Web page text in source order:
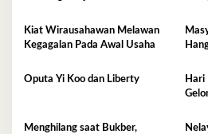
Kiat Wirausahawan Melawan
Kegagalan Pada Awal Usaha
Oputa Yi Koo dan Liberty
Hari
Menghilang saat Bukber,